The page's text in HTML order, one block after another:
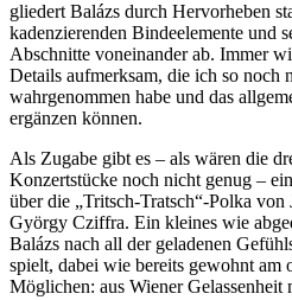
gliedert Balázs durch Hervorheben
kadenzierenden Bindeelemente und
Abschnitte voneinander ab. Immer
Details aufmerksam, die ich so noch
wahrgenommen habe und das
ergänzen können.
Als Zugabe gibt es – als wären die
Konzertstücke noch nicht genug –
über die „Tritsch-Tratsch“-Polka von
György Cziffra. Ein kleines wie
Balázs nach all der geladenen
spielt, dabei wie bereits gewohnt am
Möglichen: aus Wiener Gelassenheit